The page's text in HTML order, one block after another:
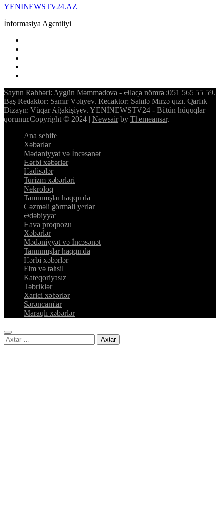
YENINEWSTV24.AZ
İnformasiya Agentliyi
Saytın Rəhbəri: Aygün Məmmədova - Əlaqə nömrə :051 565 55 59.
Baş Redaktor: Samir Vəliyev. Redaktor: Sahilə Mirzə qızı. Qarfik
Dizayn: Vüqar Ağakişiyev. YENİNEWSTV24 - Bütün hüquqlar
qorunur.Copyright © 2024 | Newsairby Themeansar.
Ana sehife
Xəbərlər
Mədəniyyət və İncəsənət
Hərbi xəbərlər
Hadisələr
Turizm xəbərləri
Nekroloq
Tanınmışlar haqqında
Gəzməli görməli yerlər
Ədəbiyyat
Hava proqnozu
Xəbərlər
Mədəniyyət və İncəsənət
Tanınmışlar haqqında
Hərbi xəbərlər
Elm və təhsil
Kateqoriyasız
Təbriklər
Xarici xəbərlər
Sərəncamlar
Maraqlı xəbərlər
Axtarış: